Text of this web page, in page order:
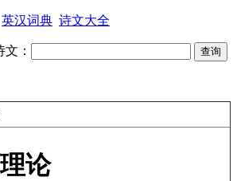
英汉词典 诗文大全
：
论